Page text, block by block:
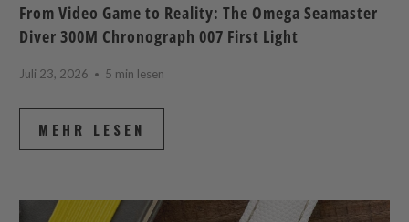
From Video Game to Reality: The Omega Seamaster
Diver 300M Chronograph 007 First Light
Juli 23, 2026 5 min lesen
MEHR LESEN